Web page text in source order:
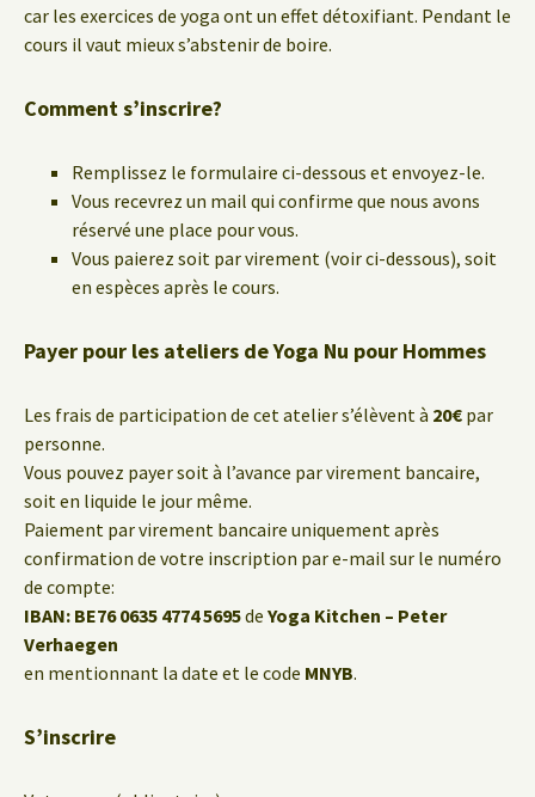
car les exercices de yoga ont un effet détoxifiant. Pendant le
cours il vaut mieux s’abstenir de boire.
Comment s’inscrire?
Remplissez le formulaire ci-dessous et envoyez-le.
Vous recevrez un mail qui confirme que nous avons
réservé une place pour vous.
Vous paierez soit par virement (voir ci-dessous), soit
en espèces après le cours.
Payer pour les ateliers de Yoga Nu pour Hommes
Les frais de participation de cet atelier s’élèvent à 20€ par
personne.
Vous pouvez payer soit à l’avance par virement bancaire,
soit en liquide le jour même.
Paiement par virement bancaire uniquement après
confirmation de votre inscription par e-mail sur le numéro
de compte:
IBAN: BE76 0635 4774 5695de Yoga Kitchen – Peter
Verhaegen
en mentionnant la date et le code MNYB.
S’inscrire